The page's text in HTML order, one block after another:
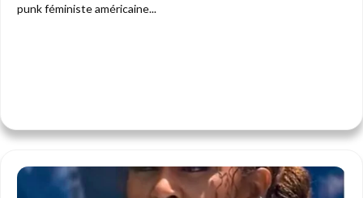
punk féministe américaine...